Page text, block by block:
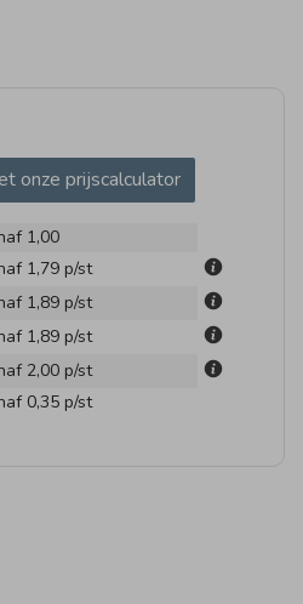
onze prijscalculator
1,00
1,79 p/st
1,89 p/st
1,89 p/st
2,00 p/st
0,35 p/st